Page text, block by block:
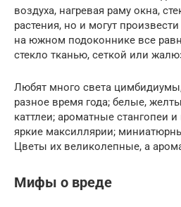
воздуха, нагревая раму окна,
растения, но и могут
на южном подоконнике все
стекло тканью, сеткой или
Любят много света
разное время года; белые,
каттлеи; ароматные стангопеи и
яркие максиллярии;
Цветы их великолепные, а
Мифы о вреде